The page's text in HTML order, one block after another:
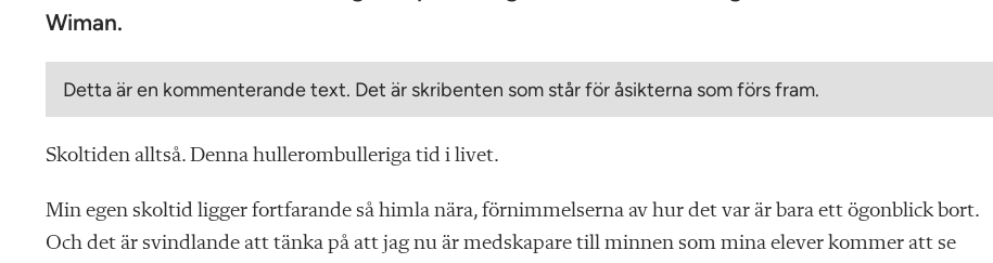
Wiman.
Detta är en kommenterande text. Det är skribenten som står för åsikterna som förs fram.
Skoltiden alltså. Denna hullerombulleriga tid i livet.
Min egen skoltid ligger fortfarande så himla nära, förnimmelserna av hur det var är bara ett ögonblick bort.
Och det är svindlande att tänka på att jag nu är medskapare till minnen som mina elever kommer att se